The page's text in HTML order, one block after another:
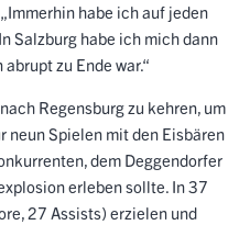
habe ich auf jeden
Salzburg habe ich mich dann
zu Ende war.“
Regensburg zu kehren, um
neun Spielen mit den Eisbären
dem Deggendorfer
erleben sollte. In 37
27 Assists) erzielen und